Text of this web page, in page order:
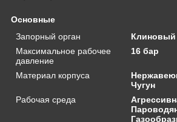
Основные
Запорный орган
Клиновый
Максимальное рабочее
давление
16 бар
Материал корпуса
Чугун
Рабочая среда